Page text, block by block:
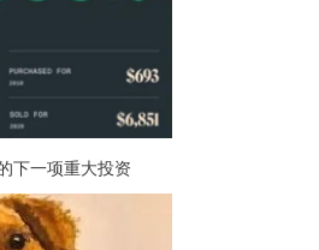
下一项重大投资